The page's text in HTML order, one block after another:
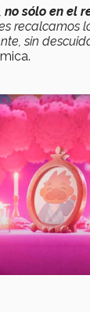
no sólo en el
recalcamos
sin